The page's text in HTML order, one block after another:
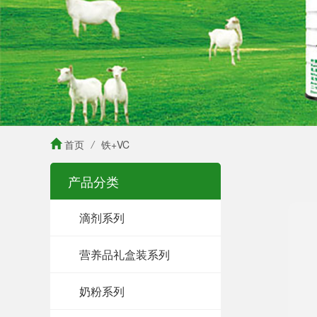
首页 / 铁+VC
产品分类
滴剂系列
营养品礼盒装系列
奶粉系列